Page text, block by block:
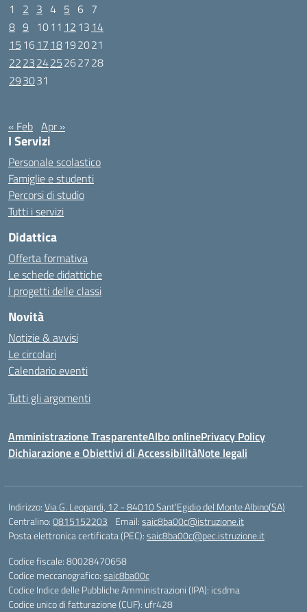
1
2 3 4 5 6 7
8 9 1011 12 13 14
15 1617 18192021
22232425262728
293031
« Feb Apr »
I Servizi
Personale scolastico
Famiglie e studenti
Percorsi di studio
Tutti i servizi
Didattica
Offerta formativa
Le schede didattiche
I progetti delle classi
Novità
Notizie & avvisi
Le circolari
Calendario eventi
Tutti gli argomenti
Amministrazione TrasparenteAlbo onlinePrivacy Policy
Dichiarazione e Obiettivi di AccessibilitàNote legali
Indirizzo:Via G. Leopardi, 12 - 84010 Sant’Egidio del Monte Albino(SA)
Centralino:0815152203 Email:saic8ba00c@istruzione.it
Posta elettronica certificata (PEC):saic8ba00c@pec.istruzione.it
Codice fiscale: 80028470658
Codice meccanografico:saic8ba00c
Codice Indice delle Pubbliche Amministrazioni (IPA): icsdma
Codice unico di fatturazione (CUF): ufr428